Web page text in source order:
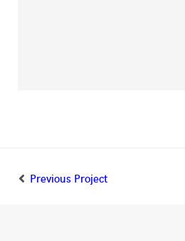
Previous Project